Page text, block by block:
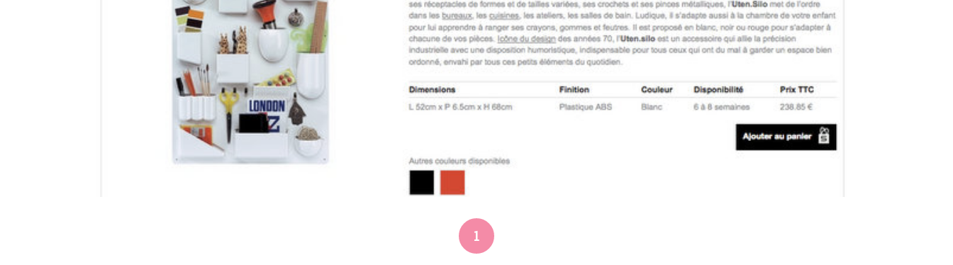
Apprendre la couture
Aménager son coin couture
Personnalisez vos tissus
Rechercher
Ce n’est plus un secret pour vous : j’aime les jolies choses. J’aime
les objets épurés, en bois clair, en grès, en laiton, en porcelaine
biscuit, etc. Mais je les trouve souvent un peu cher. […]
1